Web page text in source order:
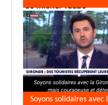
Soyons solidaires avec